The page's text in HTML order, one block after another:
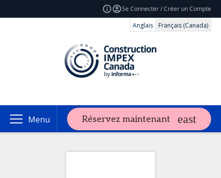
Se Connecter / Créer un Compte
Anglais
Français (Canada)
Menu Réservez maintenant